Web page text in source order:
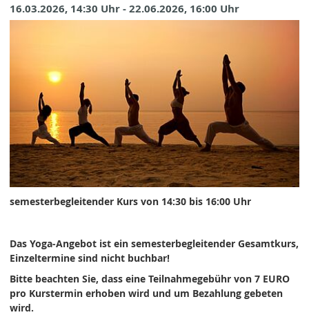
16.03.2026, 14:30 Uhr - 22.06.2026, 16:00 Uhr
semesterbegleitender Kurs von 14:30 bis 16:00 Uhr
Das Yoga-Angebot ist ein semesterbegleitender Gesamtkurs,
Einzeltermine sind nicht buchbar!
Bitte beachten Sie, dass eine Teilnahmegebühr von 7 EURO
pro Kurstermin erhoben wird und um Bezahlung gebeten
wird.